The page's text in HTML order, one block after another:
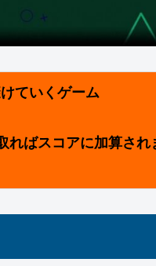
ていくゲーム
ばスコアに加算され